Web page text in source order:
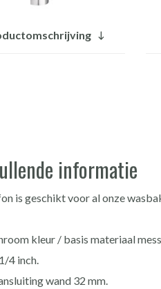
informatie
is geschikt voor al onze
kleur / basis materiaal
4 inch.
wand 32 mm.